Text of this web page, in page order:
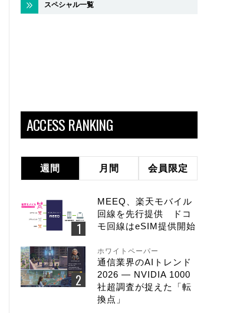
ソリューション特集
イーサネットで作るGPUネットワー
ク 間近に迫る1.6TbE時代とローカ
ソリューション特集
6GHz帯Wi-Fiは「
末」で Wi-Fi 7へ
こう
スペシャル一覧
ACCESS RANKING
週間 月間 会員限定
MEEQ、楽天モバイル
回線を先行提供 ドコ
モ回線はeSIM提供開始
ホワイトペーパー
通信業界のAIトレンド
2026 ― NVIDIA 1000
社超調査が捉えた「転
換点」